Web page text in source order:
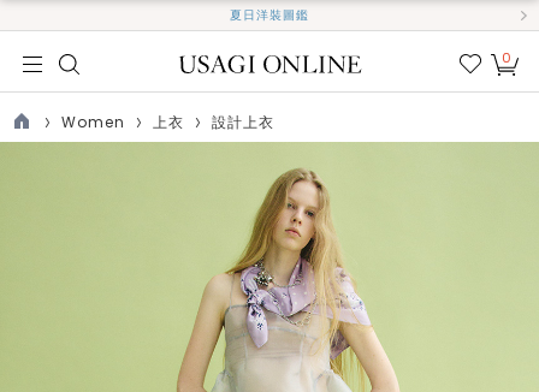
夏日洋裝圖鑑
我的
0
TOP
Women 上衣 設計上衣